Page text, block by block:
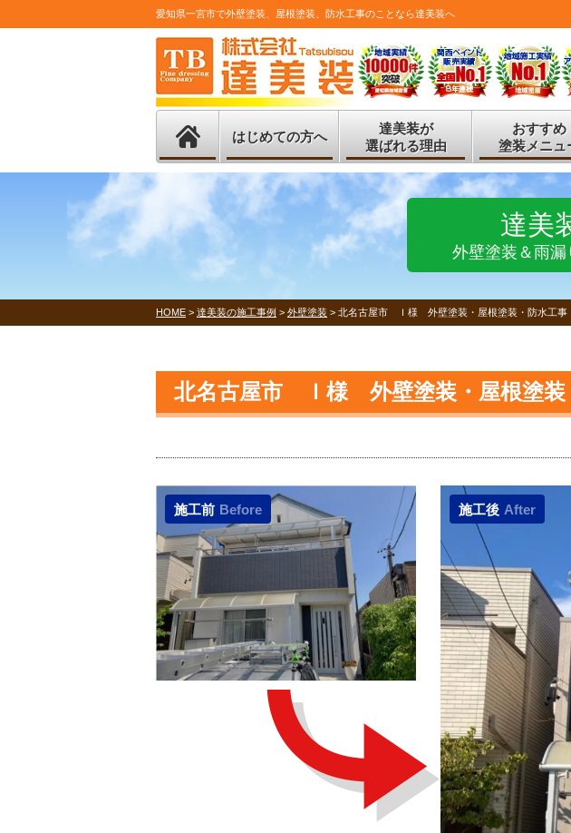
愛知県一宮市で外壁塗装、屋根塗装、防水工事のことなら達美装へ
はじめての方へ
達美装が
選ばれる理由
おすすめ
塗装メニュ
達美
外壁塗装＆雨漏
HOME > 達美装の施工事例 > 外壁塗装 > 北名古屋市 Ｉ様 外壁塗装・屋根塗装・防水工事
北名古屋市 Ｉ様 外壁塗装・屋根塗装
施工後 After
施工前 Before